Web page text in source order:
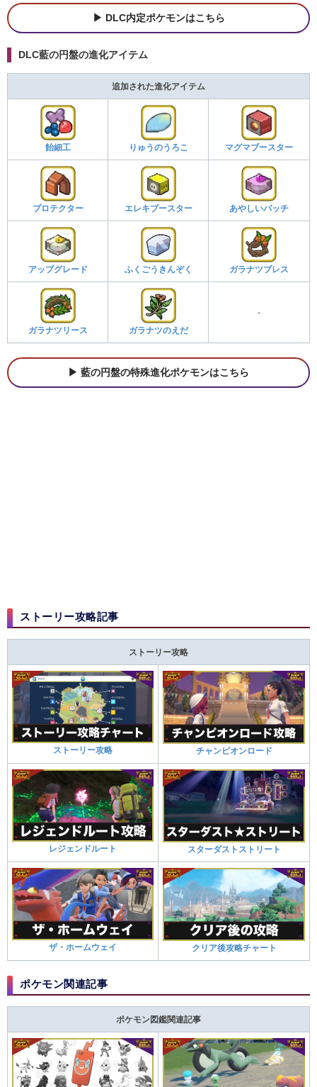
DLC内定ポケモンはこちら
DLC藍の円盤の進化アイテム
追加された進化アイテム
飴細工 りゅうのうろこ マグマブースター
プロテクター エレキブースター あやしいパッチ
アップグレード ふくごうきんぞく ガラナツブレス
ガラナツリース ガラナツのえだ
-
藍の円盤の特殊進化ポケモンはこちら
ストーリー攻略記事
ストーリー攻略
ストーリー攻略 チャンピオンロード
レジェンドルート スターダストストリート
ザ・ホームウェイ クリア後攻略チャート
ポケモン関連記事
ポケモン図鑑関連記事